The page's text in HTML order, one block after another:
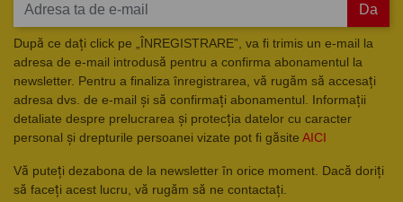
Da
După ce dați click pe „ÎNREGISTRARE”, va fi trimis un e-mail la
adresa de e-mail introdusă pentru a confirma abonamentul la
newsletter. Pentru a finaliza înregistrarea, vă rugăm să accesați
adresa dvs. de e-mail și să confirmați abonamentul. Informații
detaliate despre prelucrarea și protecția datelor cu caracter
personal și drepturile persoanei vizate pot fi găsite AICI
Vă puteți dezabona de la newsletter în orice moment. Dacă doriți
să faceți acest lucru, vă rugăm să ne contactați.